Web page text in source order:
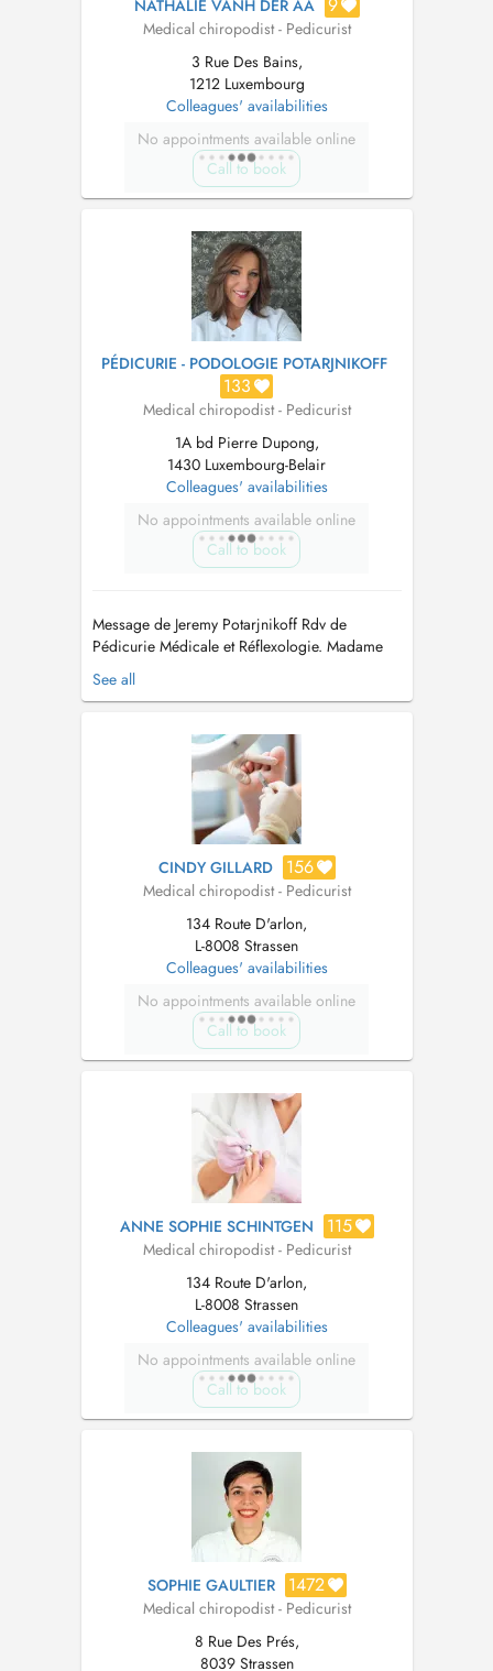
NATHALIE VANH DER AA
Medical chiropodist - Pedicurist
3 Rue Des Bains,
1212 Luxembourg
Colleagues' availabilities
No appointments available online
Call to book
PÉDICURIE - PODOLOGIE POTARJNIKOFF
133
Medical chiropodist - Pedicurist
1A bd Pierre Dupong,
1430 Luxembourg-Belair
Colleagues' availabilities
No appointments available online
Call to book
Message de Jeremy Potarjnikoff Rdv de
Pédicurie Médicale et Réflexologie. Madame
MEDRALA-CISZOWSKA Halina vous accueille
au cabinet de Podologie - Pedicurie
Merci de prévenir 24h avant en cas
d'annulation, tout rdv non annulé sera facturé.
See all
CINDY GILLARD 156
Medical chiropodist - Pedicurist
134 Route D'arlon,
L-8008 Strassen
Colleagues' availabilities
No appointments available online
Call to book
ANNE SOPHIE SCHINTGEN 115
Medical chiropodist - Pedicurist
134 Route D'arlon,
L-8008 Strassen
Colleagues' availabilities
No appointments available online
Call to book
SOPHIE GAULTIER 1472
Medical chiropodist - Pedicurist
8 Rue Des Prés,
8039 Strassen